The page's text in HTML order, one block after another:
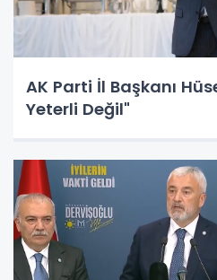
AK Parti İl Başkanı
Yeterli Değil"